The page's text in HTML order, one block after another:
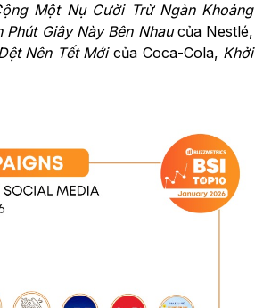
Một Nụ Cười Trừ Ngàn Khoảng
Phút Giây Này Bên Nhaucủa Nestlé,
Nên Tết Mớicủa Coca-Cola, Khởi